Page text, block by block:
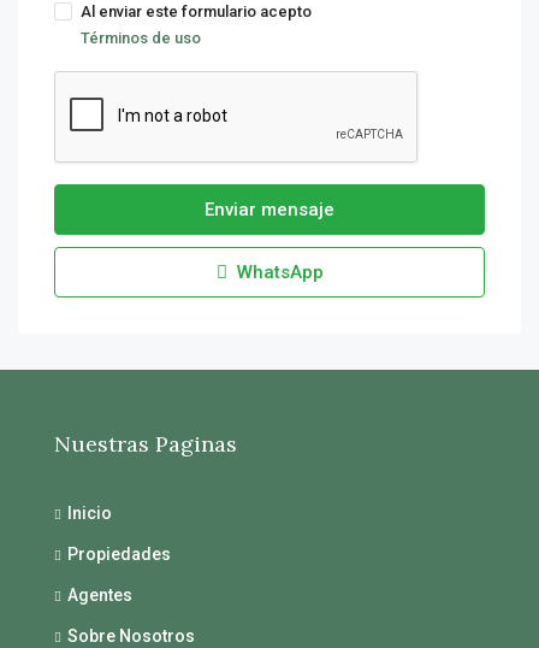
Al enviar este formulario acepto
Términos de uso
Enviar mensaje
WhatsApp
Nuestras Paginas
Inicio
Propiedades
Agentes
Sobre Nosotros